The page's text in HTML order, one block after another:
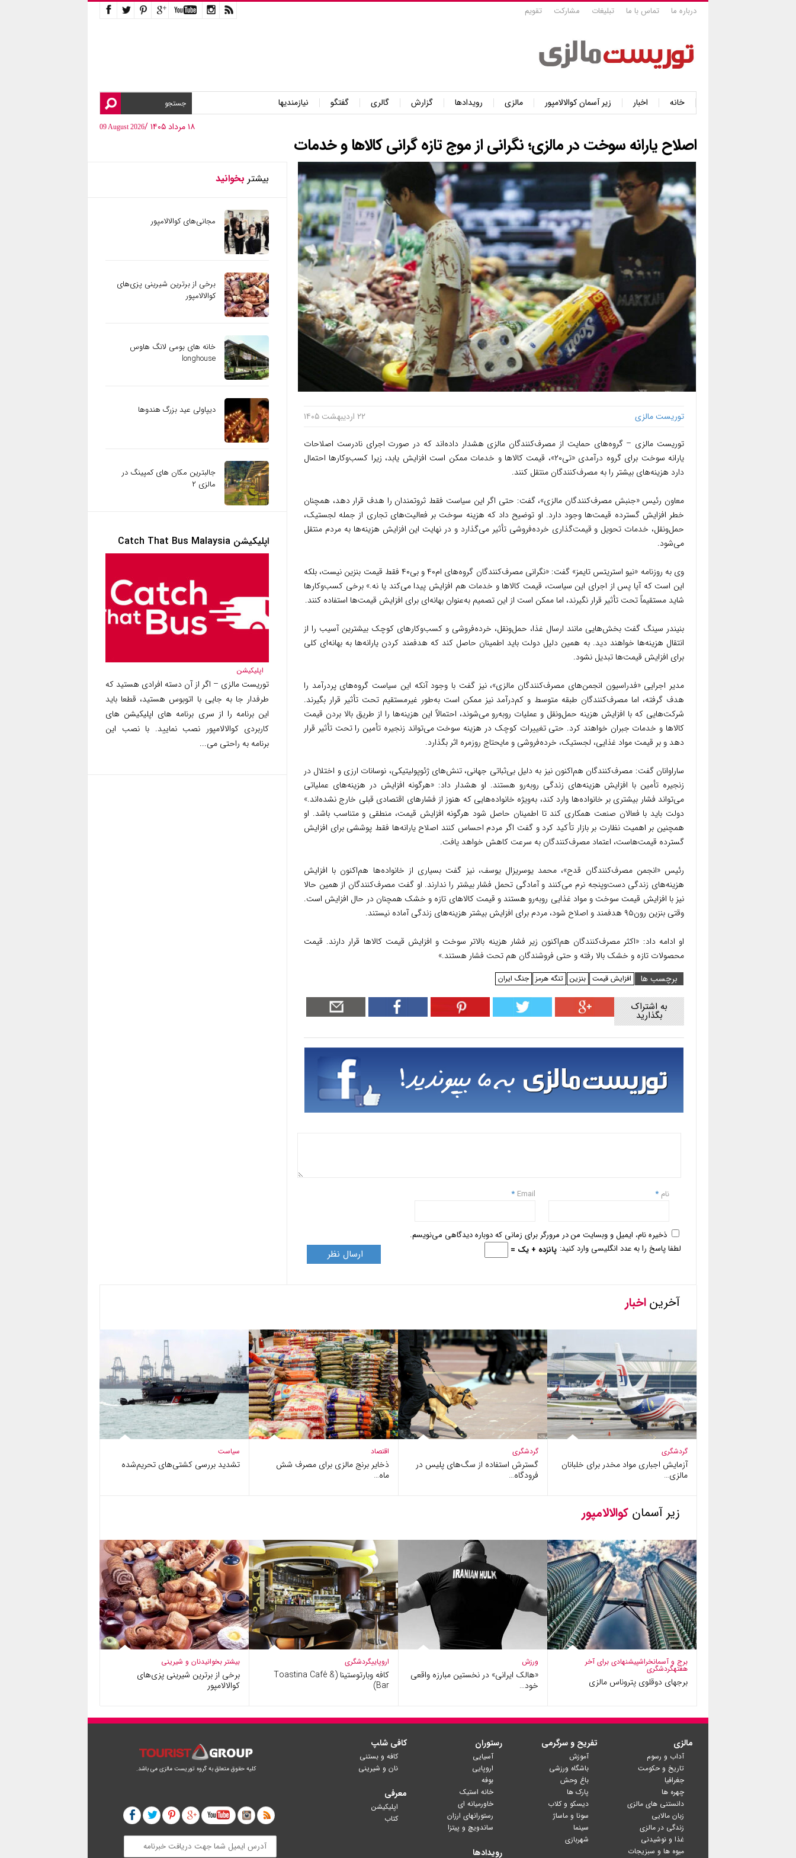
درباره ما تماس با ما تبلیغات مشارکت تقویم
خانه اخبار زیر آسمان کوالالامپور مالزی رویدادها گزارش گالری گفتگو
نیازمندیها
۱۸ مرداد ۱۴۰۵ /
09 August 2026
اصلاح یارانه سوخت در مالزی؛ نگرانی از موج تازه گرانی کالاها و خدمات
توریست مالزی ۲۲ اردیبهشت ۱۴۰۵
توریست مالزی – گروه‌های حمایت از مصرف‌کنندگان مالزی هشدار داده‌اند که در صورت اجرای نادرست اصلاحات
یارانه سوخت برای گروه درآمدی «تی۲۰»، قیمت کالاها و خدمات ممکن است افزایش یابد، زیرا کسب‌وکارها احتمال
دارد هزینه‌های بیشتر را به مصرف‌کنندگان منتقل کنند.
معاون رئیس «جنبش مصرف‌کنندگان مالزی»، گفت: حتی اگر این سیاست فقط ثروتمندان را هدف قرار دهد، همچنان
خطر افزایش گسترده قیمت‌ها وجود دارد. او توضیح داد که هزینه سوخت بر فعالیت‌های تجاری از جمله لجستیک،
حمل‌ونقل، خدمات تحویل و قیمت‌گذاری خرده‌فروشی تأثیر می‌گذارد و در نهایت این افزایش هزینه‌ها به مردم منتقل
می‌شود.
وی به روزنامه «نیو استریتس تایمز» گفت: «نگرانی مصرف‌کنندگان گروه‌های ام۴۰ و بی۴۰ فقط قیمت بنزین نیست، بلکه
این است که آیا پس از اجرای این سیاست، قیمت کالاها و خدمات هم افزایش پیدا می‌کند یا نه.» برخی کسب‌وکارها
شاید مستقیماً تحت تأثیر قرار نگیرند، اما ممکن است از این تصمیم به‌عنوان بهانه‌ای برای افزایش قیمت‌ها استفاده کنند.
بنیندر سینگ گفت بخش‌هایی مانند ارسال غذا، حمل‌ونقل، خرده‌فروشی و کسب‌وکارهای کوچک بیشترین آسیب را از
انتقال هزینه‌ها خواهند دید. به همین دلیل دولت باید اطمینان حاصل کند که هدفمند کردن یارانه‌ها به بهانه‌ای کلی
برای افزایش قیمت‌ها تبدیل نشود.
مدیر اجرایی «فدراسیون انجمن‌های مصرف‌کنندگان مالزی»، نیز گفت با وجود آنکه این سیاست گروه‌های پردرآمد را
هدف گرفته، اما مصرف‌کنندگان طبقه متوسط و کم‌درآمد نیز ممکن است به‌طور غیرمستقیم تحت تأثیر قرار بگیرند.
شرکت‌هایی که با افزایش هزینه حمل‌ونقل و عملیات روبه‌رو می‌شوند، احتمالاً این هزینه‌ها را از طریق بالا بردن قیمت
کالاها و خدمات جبران خواهند کرد. حتی تغییرات کوچک در هزینه سوخت می‌تواند زنجیره تأمین را تحت تأثیر قرار
دهد و بر قیمت مواد غذایی، لجستیک، خرده‌فروشی و مایحتاج روزمره اثر بگذارد.
ساراوانان گفت: مصرف‌کنندگان هم‌اکنون نیز به دلیل بی‌ثباتی جهانی، تنش‌های ژئوپولیتیکی، نوسانات ارزی و اختلال در
زنجیره تأمین با افزایش هزینه‌های زندگی روبه‌رو هستند. او هشدار داد: «هرگونه افزایش در هزینه‌های عملیاتی
می‌تواند فشار بیشتری بر خانواده‌ها وارد کند، به‌ویژه خانواده‌هایی که هنوز از فشارهای اقتصادی قبلی خارج نشده‌اند.»
دولت باید با فعالان صنعت همکاری کند تا اطمینان حاصل شود هرگونه افزایش قیمت، منطقی و متناسب باشد. او
همچنین بر اهمیت نظارت بر بازار تأکید کرد و گفت اگر مردم احساس کنند اصلاح یارانه‌ها فقط پوششی برای افزایش
گسترده قیمت‌هاست، اعتماد مصرف‌کنندگان به سرعت کاهش خواهد یافت.
رئیس «انجمن مصرف‌کنندگان قدح»، محمد یوسریزال یوسف، نیز گفت بسیاری از خانواده‌ها هم‌اکنون با افزایش
هزینه‌های زندگی دست‌وپنجه نرم می‌کنند و آمادگی تحمل فشار بیشتر را ندارند. او گفت مصرف‌کنندگان از همین حالا
نیز با افزایش قیمت سوخت و مواد غذایی روبه‌رو هستند و قیمت کالاهای تازه و خشک همچنان در حال افزایش است.
وقتی بنزین رون۹۵ هدفمند و اصلاح شود، مردم برای افزایش بیشتر هزینه‌های زندگی آماده نیستند.
او ادامه داد: «اکثر مصرف‌کنندگان هم‌اکنون زیر فشار هزینه بالاتر سوخت و افزایش قیمت کالاها قرار دارند. قیمت
محصولات تازه و خشک بالا رفته و حتی فروشندگان هم تحت فشار هستند.»
برچسب ها
افزایش قیمت بنزین تنگه هرمز جنگ ایران
به اشتراک
بگذارید
نام *
Email
*
ذخیره نام، ایمیل و وبسایت من در مرورگر برای زمانی که دوباره دیدگاهی می‌نویسم.
لطفا پاسخ را به عدد انگلیسی وارد کنید: پانزده + یک =
بیشتر بخوانید
مجانی‌های کوالالامپور
برخی از برترین شیرینی پزی‌های
کوالالامپور
خانه های بومی لانگ هاوس
longhouse
دیپاولی عید بزرگ هندوها
جالبترین مکان های کمپینگ در
مالزی ۲
اپلیکیشن Catch That Bus Malaysia
اپلیکیشن
توریست مالزی – اگر از آن دسته افرادی هستید که
طرفدار جا به جایی با اتوبوس هستید، قطعا باید
این برنامه را از سری برنامه های اپلیکیشن های
کاربردی کوالالامپور نصب نمایید. با نصب این
برنامه به راحتی می...
آخریناخبار
گردشگری
آزمایش اجباری مواد مخدر برای خلبانان
مالزی…
گردشگری
گسترش استفاده از سگ‌های پلیس در
فرودگاه…
اقتصاد
ذخایر برنج مالزی برای مصرف شش
ماه…
سیاست
تشدید بررسی کشتی‌های تحریم‌شده
زیر آسمان کوالالامپور
برج و آسمانخراشپیشنهادی برای آخر
هفتهگردشگری
برجهای دوقلوی پتروناس مالزی
ورزش
«هالک ایرانی» در نخستین مبارزه واقعی
خود…
اروپاییگردشگری
کافه وبارتوستینا (Toastina Café &
Bar)
بیشتر بخوانیدنان و شیرینی
برخی از برترین شیرینی پزی‌های
کوالالامپور
مالزی
آداب و رسوم
تاریخ و حکومت
جغرافیا
چهره ها
دانستنی های مالزی
زبان مالایی
زندگی در مالزی
غذا و نوشیدنی
میوه ها و سبزیجات
تفریح و سرگرمی
آموزش
باشگاه ورزشی
باغ وحش
پارک ها
دیسکو و کلاب
سونا و ماساژ
سینما
شهربازی
رستوران
آسیایی
اروپایی
بوفه
خانه استیک
خاورمیانه ای
رستورانهای ارزان
ساندویچ و پیتزا
رویدادها
کافی شا‍پ
کافه و بستنی
نان و شیرینی
معرفی
اپلیکیشن
کتاب
کلیه حقوق متعلق به گروه توریست مالزی می باشد.